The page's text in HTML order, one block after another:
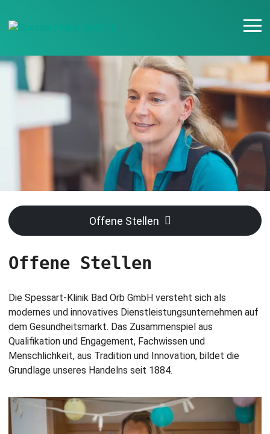
Offene Stellen
Offene Stellen
Die Spessart-Klinik Bad Orb GmbH versteht sich als
modernes und innovatives Dienstleistungsunternehmen auf
dem Gesundheitsmarkt. Das Zusammenspiel aus
Qualifikation und Engagement, Fachwissen und
Menschlichkeit, aus Tradition und Innovation, bildet die
Grundlage unseres Handelns seit 1884.